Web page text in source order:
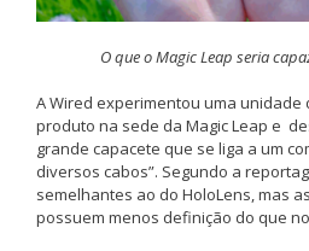
O que o Magic Leap seria
A Wired experimentou uma unidade
produto na sede da Magic Leap e
grande capacete que se liga a um
diversos cabos”. Segundo a
semelhantes ao do HoloLens, mas
possuem menos definição do que